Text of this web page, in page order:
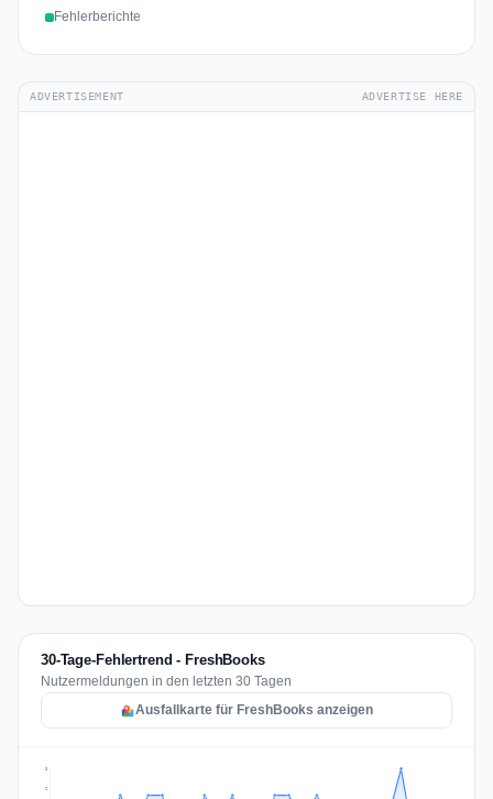
Fehlerberichte
ADVERTISEMENT ADVERTISE HERE
30-Tage-Fehlertrend - FreshBooks
Nutzermeldungen in den letzten 30 Tagen
Ausfallkarte für FreshBooks anzeigen
2
3